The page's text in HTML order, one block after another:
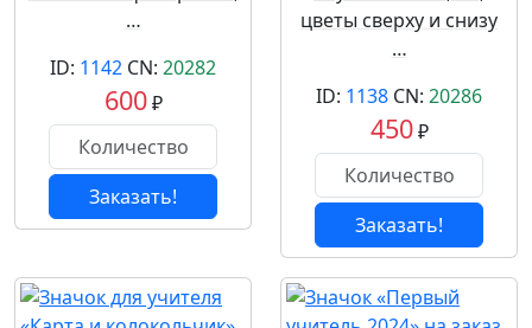
…
ID: 1142 CN: 20282
600₽
Заказать!
цветы сверху и снизу
…
ID: 1138 CN: 20286
450₽
Заказать!